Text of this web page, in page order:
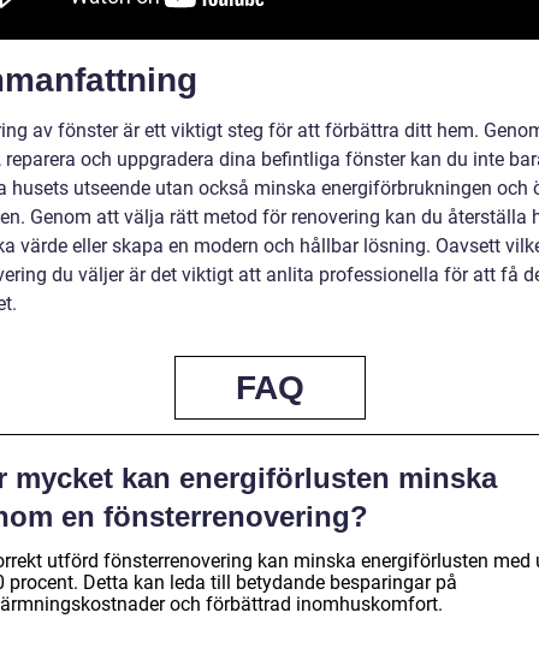
av fönster är ett viktigt steg för att förbättra ditt hem.
reparera och uppgradera dina befintliga fönster kan du inte
husets utseende utan också minska energiförbrukningen och
Genom att välja rätt metod för renovering kan du återställa
värde eller skapa en modern och hållbar lösning. Oavsett
du väljer är det viktigt att anlita professionella för att få
FAQ
mycket kan energiförlusten minska
en fönsterrenovering?
utförd fönsterrenovering kan minska energiförlusten med
procent. Detta kan leda till betydande besparingar på
och förbättrad inomhuskomfort.